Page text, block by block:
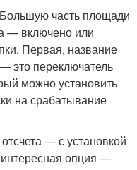
часть площади
— включено или
Первая, название
это переключатель
можно установить
на срабатывание
— с установкой
опция —